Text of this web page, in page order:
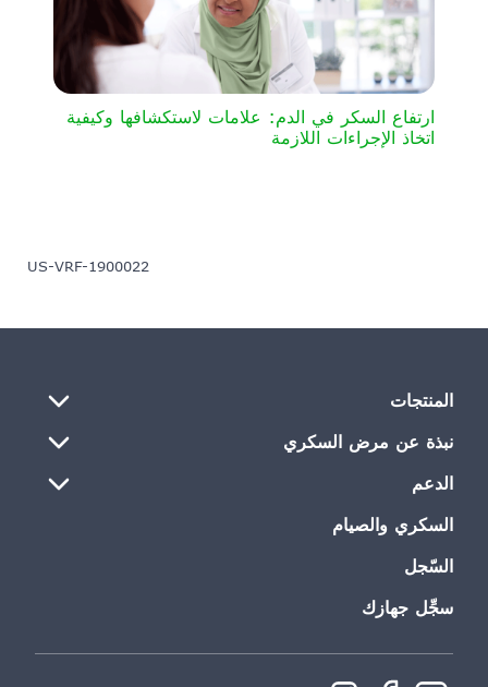
ارتفاع السكر في الدم: علامات لاستكشافها وكيفية
اتخاذ الإجراءات اللازمة
US-VRF-1900022
المنتجات
نبذة عن مرض السكري
الدعم
السكري والصيام
السّجل
سجِّل جهازك